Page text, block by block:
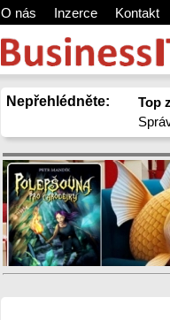
O nás Inzerce Kontakt
Nepřehlédněte: Top